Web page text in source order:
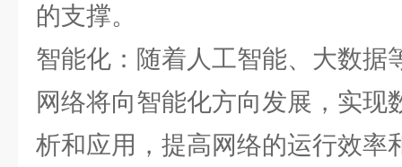
的支撑。
智能化：随着人工智能、大数据
网络将向智能化方向发展，实现
析和应用，提高网络的运行效率